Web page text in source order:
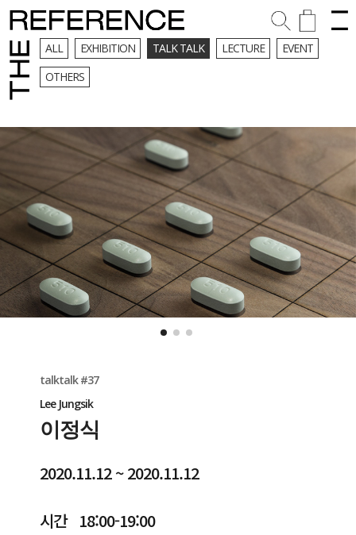
ALL EXHIBITION TALK TALK LECTURE
EVENT
OTHERS
talktalk #37
Lee Jungsik
이정식
2020.11.12 ~ 2020.11.12
시간 18:00-19:00